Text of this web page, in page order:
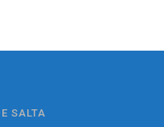
SALTA